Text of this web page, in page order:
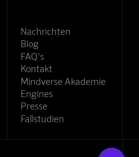
Mindverse
Nachrichten
Blog
FAQ's
Kontakt
Mindverse Akademie
Engines
Presse
Fallstudien